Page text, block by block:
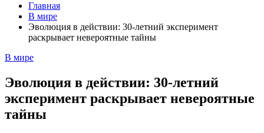
Главная
В мире
Эволюция в действии: 30-летний эксперимент
раскрывает невероятные тайны
В мире
Эволюция в действии: 30-летний
эксперимент раскрывает невероятные
тайны